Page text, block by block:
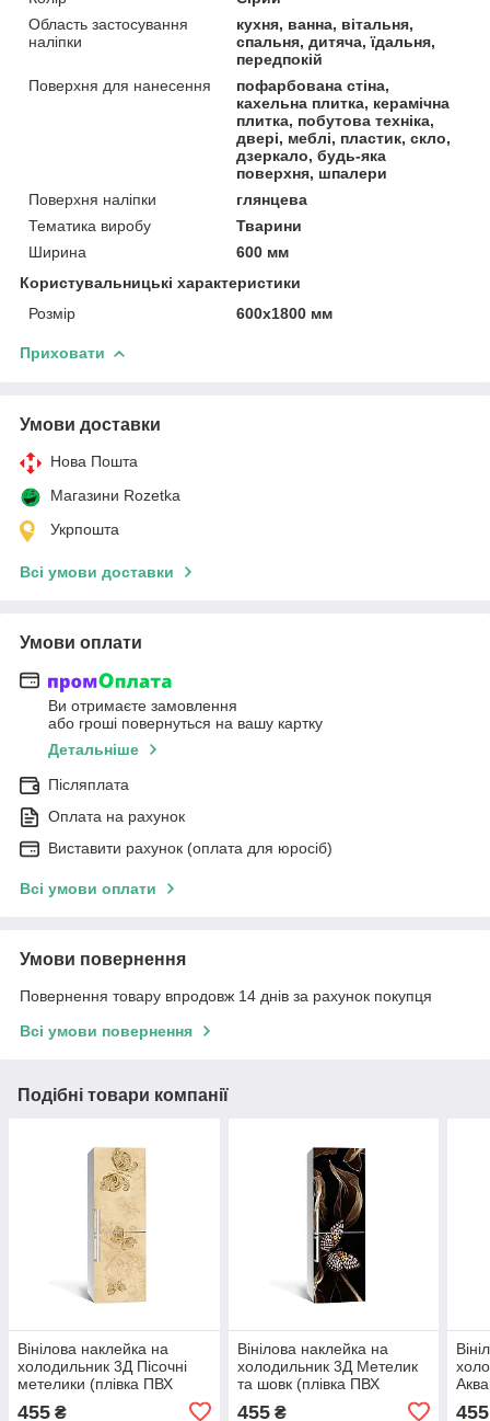
Область застосування
наліпки
кухня, ванна, вітальня,
спальня, дитяча, їдальня,
передпокій
Поверхня для нанесення
пофарбована стіна,
кахельна плитка, керамічна
плитка, побутова техніка,
двері, меблі, пластик, скло,
дзеркало, будь-яка
поверхня, шпалери
Поверхня наліпки
глянцева
Тематика виробу
Тварини
Ширина
600 мм
Користувальницькі характеристики
Розмір
600х1800 мм
Приховати
Умови доставки
Нова Пошта
Магазини Rozetka
Укрпошта
Всі умови доставки
Умови оплати
Ви отримаєте замовлення
або гроші повернуться на вашу картку
Детальніше
Післяплата
Оплата на рахунок
Виставити рахунок (оплата для юросіб)
Всі умови оплати
Умови повернення
Повернення товару впродовж 14 днів за рахунок покупця
Всі умови повернення
Подібні товари компанії
Вінілова наклейка на
холодильник 3Д Пісочні
метелики (плівка ПВХ
фотодрук) 600х1800 мм
455 ₴
Вінілова наклейка на
холодильник 3Д Метелик
та шовк (плівка ПВХ
фотодрук) 600х1800 мм
455₴ 455